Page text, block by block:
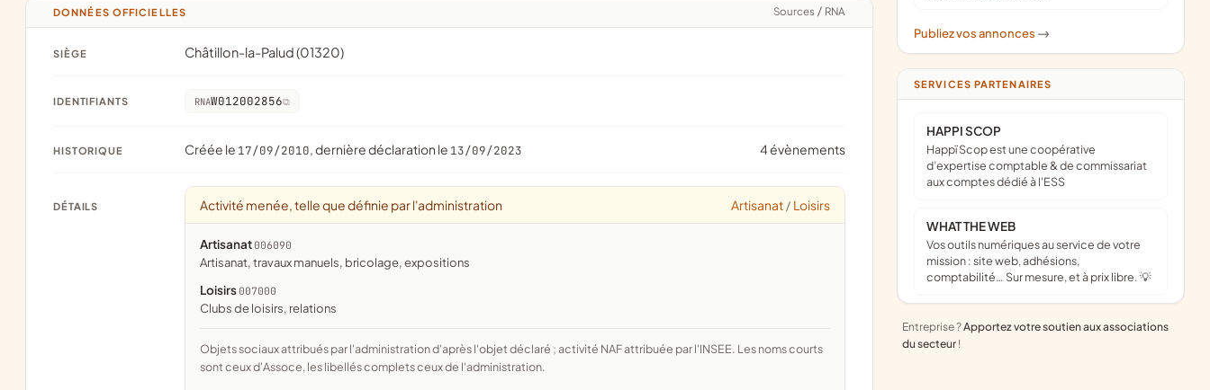
DONNÉES OFFICIELLES Sources / RNA
SIÈGE Châtillon-la-Palud (01320)
IDENTIFIANTS RNAW012002856
HISTORIQUE Créée le 17/09/2010, dernière déclaration le 13/09/2023 4 évènements
DÉTAILS Activité menée, telle que définie par l'administration Artisanat / Loisirs
Artisanat 006090
artisanat, travaux manuels, bricolage, expositions
Loisirs 007000
clubs de loisirs, relations
Objets sociaux attribués par l'administration d'après l'objet déclaré ; activité NAF attribuée par l'INSEE. Les noms courts
sont ceux d'Assoce, les libellés complets ceux de l'administration.
Publiez vos annonces ->
SERVICES PARTENAIRES
HAPPI SCOP
Happï Scop est une coopérative
d’expertise comptable & de commissariat
aux comptes dédié à l'ESS
WHAT THE WEB
Vos outils numériques au service de votre
mission : site web, adhésions,
comptabilité… Sur mesure, et à prix libre. 💡
Entreprise ?Apportez votre soutien aux associations
du secteur !